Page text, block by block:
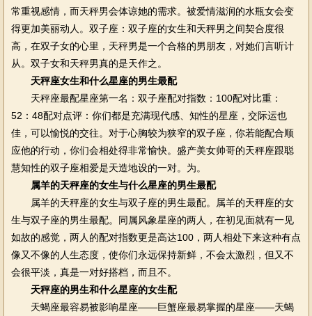
常重视感情，而天秤男会体谅她的需求。被爱情滋润的水瓶女会变
得更加美丽动人。双子座：双子座的女生和天秤男之间契合度很
高，在双子女的心里，天秤男是一个合格的男朋友，对她们言听计
从。双子女和天秤男真的是天作之。
天秤座女生和什么星座的男生最配
天秤座最配星座第一名：双子座配对指数：100配对比重：
52：48配对点评：你们都是充满现代感、知性的星座，交际运也
佳，可以愉悦的交往。对于心胸较为狭窄的双子座，你若能配合顺
应他的行动，你们会相处得非常愉快。盛产美女帅哥的天秤座跟聪
慧知性的双子座相爱是天造地设的一对。为。
属羊的天秤座的女生与什么星座的男生最配
属羊的天秤座的女生与双子座的男生最配。属羊的天秤座的女
生与双子座的男生最配。同属风象星座的两人，在初见面就有一见
如故的感觉，两人的配对指数更是高达100，两人相处下来这种有点
像又不像的人生态度，使你们永远保持新鲜，不会太激烈，但又不
会很平淡，真是一对好搭档，而且不。
天秤座的男生和什么星座的女生配
天蝎座最容易被影响星座——巨蟹座最易掌握的星座——天蝎